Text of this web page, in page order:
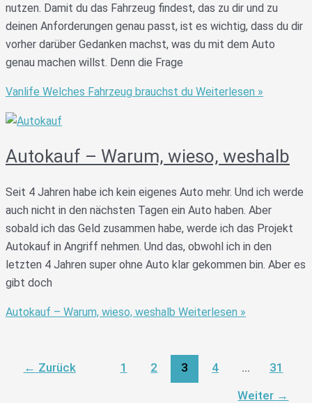
nutzen. Damit du das Fahrzeug findest, das zu dir und zu
deinen Anforderungen genau passt, ist es wichtig, dass du dir
vorher darüber Gedanken machst, was du mit dem Auto
genau machen willst. Denn die Frage
Vanlife Welches Fahrzeug brauchst du Weiterlesen »
Autokauf – Warum, wieso, weshalb
Seit 4 Jahren habe ich kein eigenes Auto mehr. Und ich werde
auch nicht in den nächsten Tagen ein Auto haben. Aber
sobald ich das Geld zusammen habe, werde ich das Projekt
Autokauf in Angriff nehmen. Und das, obwohl ich in den
letzten 4 Jahren super ohne Auto klar gekommen bin. Aber es
gibt doch
Autokauf – Warum, wieso, weshalb Weiterlesen »
← Zurück 1 2 3 4 …
31
Weiter →